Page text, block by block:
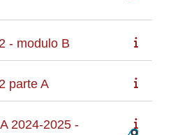
- modulo B
parte A
2024-2025 -